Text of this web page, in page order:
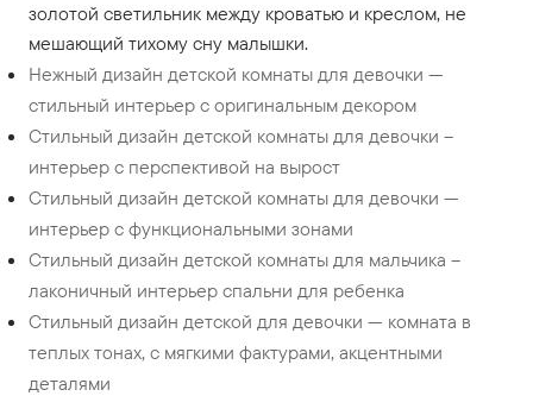
золотой светильник между кроватью и креслом, не
мешающий тихому сну малышки.
Нежный дизайн детской комнаты для девочки —
стильный интерьер с оригинальным декором
Стильный дизайн детской комнаты для девочки –
интерьер с перспективой на вырост
Стильный дизайн детской комнаты для девочки —
интерьер с функциональными зонами
Стильный дизайн детской комнаты для мальчика –
лаконичный интерьер спальни для ребенка
Стильный дизайн детской для девочки — комната в
теплых тонах, с мягкими фактурами, акцентными
деталями